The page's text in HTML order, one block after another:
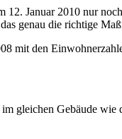
12. Januar 2010 nur
genau die richtige
mit den
gleichen Gebäude